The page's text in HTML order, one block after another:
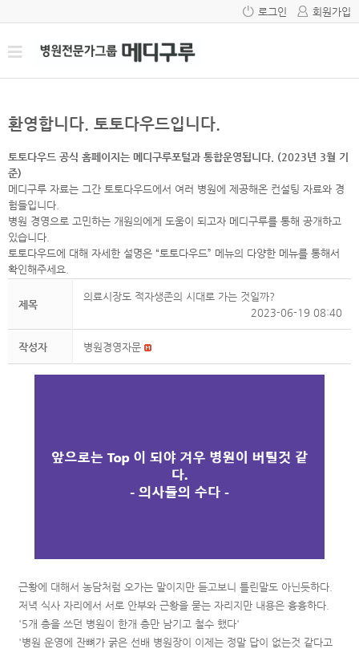
로그인 회원가입
환영합니다. 토토다우드입니다.
토토다우드 공식 홈페이지는 메디구루포털과 통합운영됩니다. (2023년 3월 기
준)
메디구루 자료는 그간 토토다우드에서 여러 병원에 제공해온 컨설팅 자료와 경
험들입니다.
병원 경영으로 고민하는 개원의에게 도움이 되고자 메디구루를 통해 공개하고
있습니다.
토토다우드에 대해 자세한 설명은 “토토다우드” 메뉴의 다양한 메뉴를 통해서
확인해주세요.
제목
의료시장도 적자생존의 시대로 가는 것일까?
2023-06-19 08:40
작성자 병원경영자문
근황에 대해서 농담처럼 오가는 말이지만 듣고보니 틀린말도 아닌듯하다.
저녁 식사 자리에서 서로 안부와 근황을 묻는 자리지만 내용은 흉흉하다.
'5개 층을 쓰던 병원이 한개 층만 남기고 철수 했다'
'병원 운영에 잔뼈가 굵은 선배 병원장이 이제는 정말 답이 없는것 같다고